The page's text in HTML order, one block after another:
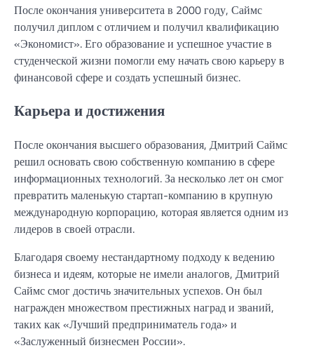
После окончания университета в 2000 году, Саймс
получил диплом с отличием и получил квалификацию
«Экономист». Его образование и успешное участие в
студенческой жизни помогли ему начать свою карьеру в
финансовой сфере и создать успешный бизнес.
Карьера и достижения
После окончания высшего образования, Дмитрий Саймс
решил основать свою собственную компанию в сфере
информационных технологий. За несколько лет он смог
превратить маленькую стартап-компанию в крупную
международную корпорацию, которая является одним из
лидеров в своей отрасли.
Благодаря своему нестандартному подходу к ведению
бизнеса и идеям, которые не имели аналогов, Дмитрий
Саймс смог достичь значительных успехов. Он был
награжден множеством престижных наград и званий,
таких как «Лучший предприниматель года» и
«Заслуженный бизнесмен России».